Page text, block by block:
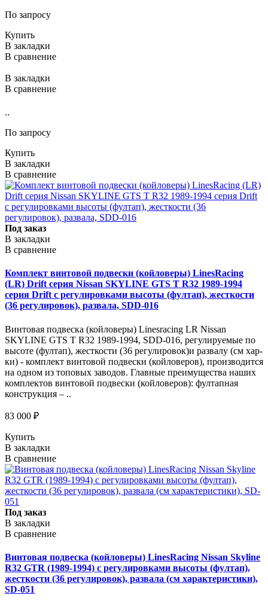
По запросу
Купить
В закладки
В сравнение
В закладки
В сравнение
..
По запросу
Купить
В закладки
В сравнение
Под заказ
В закладки
В сравнение
Комплект винтовой подвески (койловеры) LinesRacing
(LR) Drift серия Nissan SKYLINE GTS T R32 1989-1994
серия Drift с регулировками высоты (фултап), жесткости
(36 регулировок), развала, SDD-016
Винтовая подвеска (койловеры) Linesracing LR Nissan
SKYLINE GTS T R32 1989-1994, SDD-016, регулируемые по
высоте (фултап), жесткости (36 регулировок)и развалу (см хар-
ки) - комплект винтовой подвески (койловеров), производится
на одном из топовых заводов. Главные преимущества наших
комплектов винтовой подвески (койловеров): фултапная
конструкция – ..
83 000 ₽
Купить
В закладки
В сравнение
Под заказ
В закладки
В сравнение
Винтовая подвеска (койловеры) LinesRacing Nissan Skyline
R32 GTR (1989-1994) с регулировками высоты (фултап),
жесткости (36 регулировок), развала (см характеристики),
SD-051